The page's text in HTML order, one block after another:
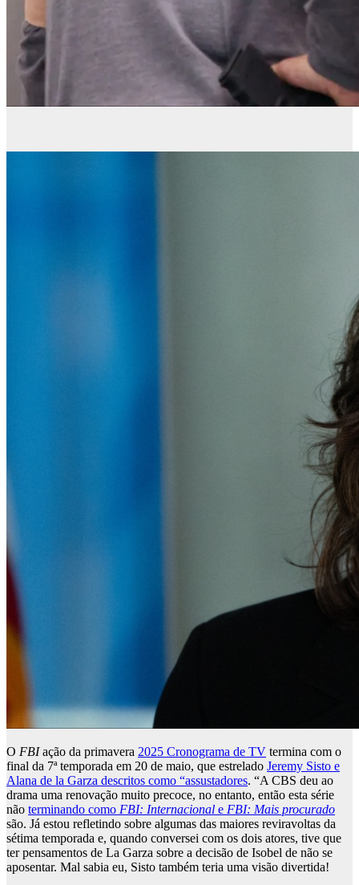
O FBIação da primavera 2025 Cronograma de TV termina com o
final da 7ª temporada em 20 de maio, que estrelado Jeremy Sisto e
Alana de la Garza descritos como “assustadores. “A CBS deu ao
drama uma renovação muito precoce, no entanto, então esta série
não terminando como FBI: Internacional e FBI: Mais procurado
são. Já estou refletindo sobre algumas das maiores reviravoltas da
sétima temporada e, quando conversei com os dois atores, tive que
ter pensamentos de La Garza sobre a decisão de Isobel de não se
aposentar. Mal sabia eu, Sisto também teria uma visão divertida!